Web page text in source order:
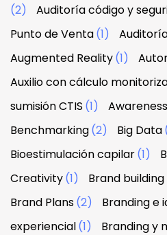
(2)
Auditoría código y
Punto de Venta(1)
Augmented Reality(1)
Auxilio con cálculo
sumisión CTIS (1)
Benchmarking(2) Big Data
Bioestimulación capilar(1)
Creativity(1) Brand building
Brand Plans(2) Branding e
experiencial(1) Branding y